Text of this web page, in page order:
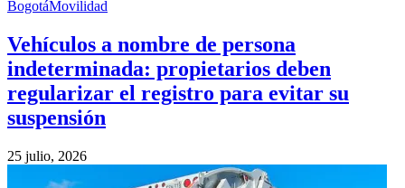
BogotáMovilidad
Vehículos a nombre de persona
indeterminada: propietarios deben
regularizar el registro para evitar su
suspensión
25 julio, 2026